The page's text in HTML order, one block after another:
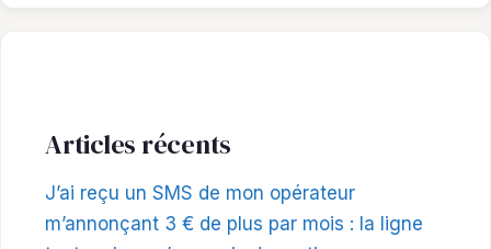
Articles récents
J’ai reçu un SMS de mon opérateur
m’annonçant 3 € de plus par mois : la ligne